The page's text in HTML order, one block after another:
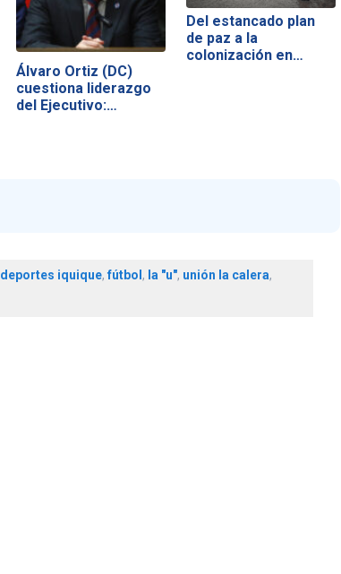
Álvaro Ortiz (DC)
cuestiona liderazgo
del Ejecutivo:…
Del estancado plan
de paz a la
colonización en…
deportes iquique,fútbol , la "u", unión la calera,